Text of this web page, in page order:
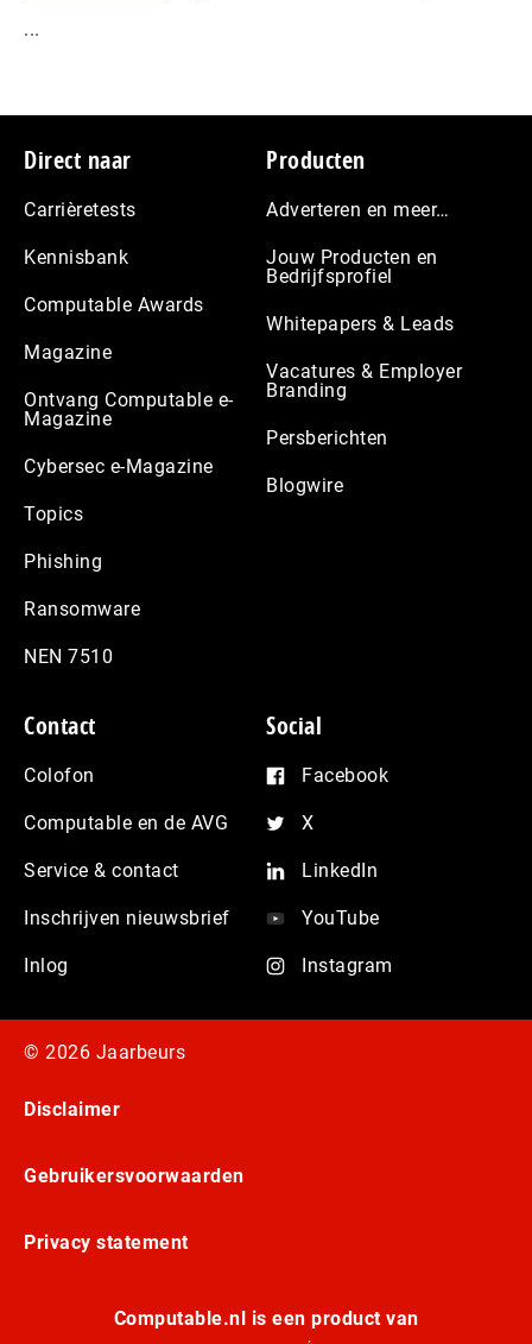
...
Footer
Direct naar
Carrièretests
Kennisbank
Computable Awards
Magazine
Ontvang Computable e-
Magazine
Cybersec e-Magazine
Topics
Phishing
Ransomware
NEN 7510
Producten
Adverteren en meer…
Jouw Producten en
Bedrijfsprofiel
Whitepapers & Leads
Vacatures & Employer
Branding
Persberichten
Blogwire
Contact
Colofon
Computable en de AVG
Service & contact
Inschrijven nieuwsbrief
Inlog
Social
Facebook
X
LinkedIn
YouTube
Instagram
© 2026 Jaarbeurs
Disclaimer
Gebruikersvoorwaarden
Privacy statement
Computable.nl is een product van